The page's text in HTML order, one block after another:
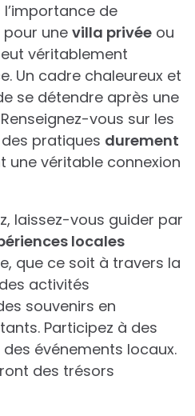
de
pour une villa privée ou
véritablement
Un cadre chaleureux et
se détendre après une
vous sur les
pratiques durement
une véritable connexion
laissez-vous guider par
locales
que ce soit à travers la
activités
souvenirs en
Participez à des
événements locaux.
des trésors